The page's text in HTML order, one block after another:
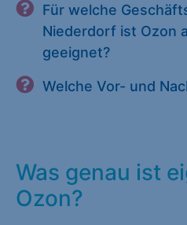
Für welche
Niederdorf ist Ozon
geeignet?
Welche Vor- und
Was genau ist
Ozon?